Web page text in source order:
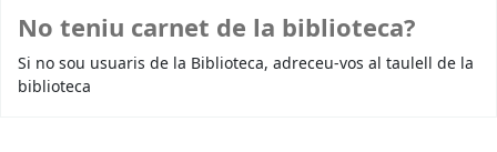
No teniu carnet de la biblioteca?
Si no sou usuaris de la Biblioteca, adreceu-vos al taulell de la
biblioteca